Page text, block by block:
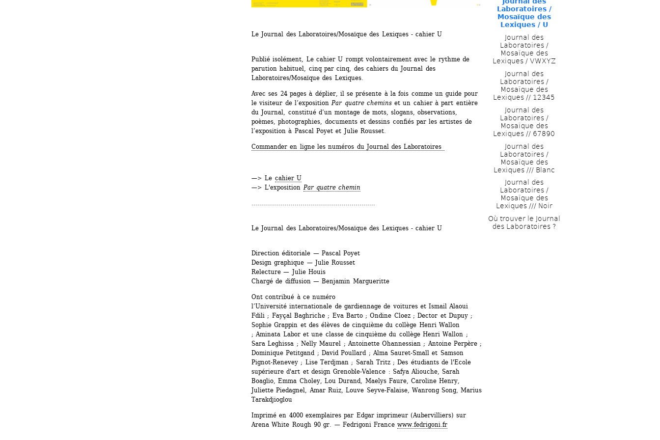
Le Journal des Laboratoires/Mosaïque des Lexiques - cahier U
Publié isolément, Le cahier U rompt volontairement avec le rythme de
parution habituel, cinq par cinq, des cahiers du Journal des
Laboratoires/Mosaïque des Lexiques.
Avec ses 24 pages à déplier, il se présente à la fois comme un guide pour
le visiteur de l’exposition Par quatre cheminset un cahier à part entière
du Journal, constitué d’un montage de mots, slogans, observations,
poèmes, photographies, documents et dessins confiés par les artistes de
l’exposition à Pascal Poyet et Julie Rousset.
Commander en ligne les numéros du Journal des Laboratoires
—> Le cahier U
—> L'exposition Par quatre chemin
Le Journal des Laboratoires/Mosaïque des Lexiques - cahier U
Direction éditoriale — Pascal Poyet
Design graphique — Julie Rousset
Relecture — Julie Houis
Chargé de diffusion — Benjamin Margueritte
Ont contribué à ce numéro
l’Université internationale de gardiennage de voitures et Ismail Alaoui
Fdili ; Fayçal Baghriche ; Eva Barto ; Ondine Cloez ; Dector et Dupuy ;
Sophie Grappin et des élèves de cinquième du collège Henri Wallon
; Aminata Labor et une classe de cinquième du collège Henri Wallon ;
Sara Leghissa ; Nelly Maurel ; Antoinette Ohannessian ; Antoine Perpère ;
Dominique Petitgand ; David Poullard ; Alma Sauret-Small et Samson
Pignot-Renevey ; Lise Terdjman ; Sarah Tritz ; Des étudiants de l'Ecole
supérieure d'art et design Grenoble-Valence : Safya Aliouche, Sarah
Boaglio, Emma Choley, Lou Durand, Maelys Faure, Caroline Henry,
Juliette Piedagnel, Amar Ruiz, Louve Seyve-Falaise, Wanrong Song, Marius
Tarakdjioglou
Imprimé en 4000 exemplaires par Edgar imprimeur (Aubervilliers) sur
Arena White Rough 90 gr. — Fedrigoni France www.fedrigoni.fr
Laboratoires /
Mosaïque des
Lexiques / U
Journal des
Laboratoires /
Mosaïque des
Lexiques / VWXYZ
Journal des
Laboratoires /
Mosaïque des
Lexiques // 12345
Journal des
Laboratoires /
Mosaïque des
Lexiques // 67890
Journal des
Laboratoires /
Mosaïque des
Lexiques /// Blanc
Journal des
Laboratoires /
Mosaïque des
Lexiques /// Noir
Où trouver le Journal
des Laboratoires ?